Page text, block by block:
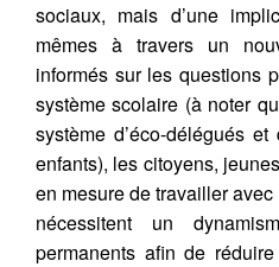
sociaux, mais d’une
mêmes à travers un
informés sur les questions
système scolaire (à noter
système d’éco-délégués
enfants), les citoyens,
en mesure de travailler
nécessitent un
permanents afin de